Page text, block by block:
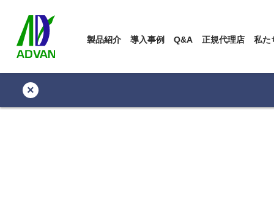
製品紹介 導入事例 Q&A 正規代理店 私た
×